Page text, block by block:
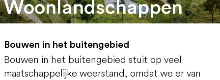
Woonlandschappen
Bouwen in het buitengebied
Bouwen in het buitengebied stuit op veel
maatschappelijke weerstand, omdat we er van